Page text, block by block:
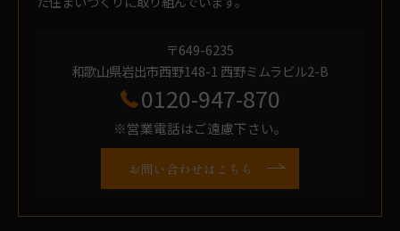
〒649-6235
和歌山県岩出市西野148-1 西野ミムラビル2-B
0120-947-870
※営業電話はご遠慮下さい。
お問い合わせはこちら